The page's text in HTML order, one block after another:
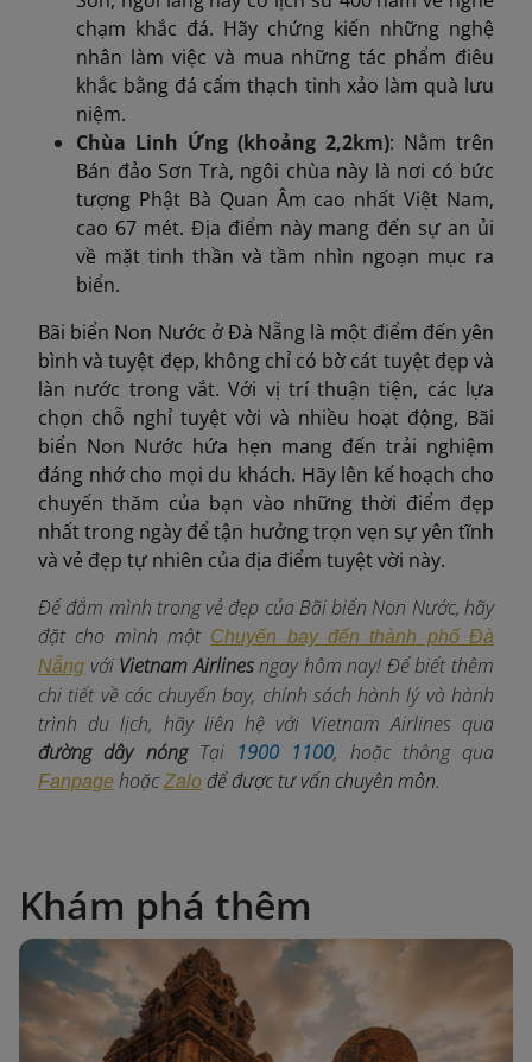
chạm khắc đá. Hãy chứng kiến ​​những nghệ
nhân làm việc và mua những tác phẩm điêu
khắc bằng đá cẩm thạch tinh xảo làm quà lưu
niệm.​
Chùa Linh Ứng (khoảng 2,2km): Nằm trên
Bán đảo Sơn Trà, ngôi chùa này là nơi có bức
tượng Phật Bà Quan Âm cao nhất Việt Nam,
cao 67 mét. Địa điểm này mang đến sự an ủi
về mặt tinh thần và tầm nhìn ngoạn mục ra
biển.​
Bãi biển Non Nước ở Đà Nẵng là một điểm đến yên
bình và tuyệt đẹp, không chỉ có bờ cát tuyệt đẹp và
làn nước trong vắt. Với vị trí thuận tiện, các lựa
chọn chỗ nghỉ tuyệt vời và nhiều hoạt động, Bãi
biển Non Nước hứa hẹn mang đến trải nghiệm
đáng nhớ cho mọi du khách. Hãy lên kế hoạch cho
chuyến thăm của bạn vào những thời điểm đẹp
nhất trong ngày để tận hưởng trọn vẹn sự yên tĩnh
và vẻ đẹp tự nhiên của địa điểm tuyệt vời này.
Để đắm mình trong vẻ đẹp của Bãi biển Non Nước, hãy
đặt cho mình một Chuyến bay đến thành phố Đà
Nẵng với Vietnam Airlinesngay hôm nay! Để biết thêm
chi tiết về các chuyến bay, chính sách hành lý và hành
trình du lịch, hãy liên hệ với Vietnam Airlines qua
đường dây nóngTại 1900 1100, hoặc thông qua
Fanpage hoặc Zalo để được tư vấn chuyên môn.
Khám phá thêm